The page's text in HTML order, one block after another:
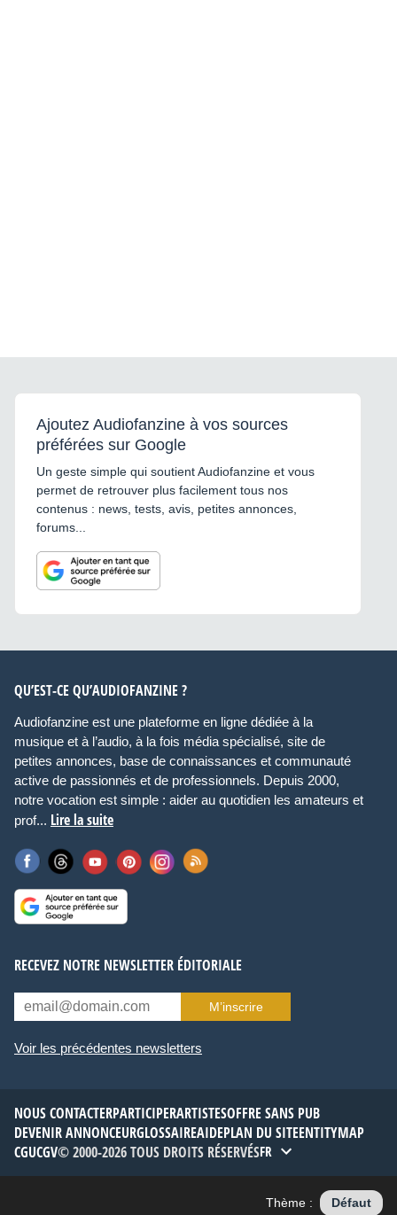
Ajoutez Audiofanzine à vos sources
préférées sur Google
Un geste simple qui soutient Audiofanzine et vous
permet de retrouver plus facilement tous nos
contenus : news, tests, avis, petites annonces,
forums...
QU’EST-CE QU’AUDIOFANZINE ?
Audiofanzine est une plateforme en ligne dédiée à la
musique et à l’audio, à la fois média spécialisé, site de
petites annonces, base de connaissances et communauté
active de passionnés et de professionnels. Depuis 2000,
notre vocation est simple : aider au quotidien les amateurs et
prof... Lire la suite
RECEVEZ NOTRE NEWSLETTER ÉDITORIALE
M’inscrire
Voir les précédentes newsletters
NOUS CONTACTERPARTICIPERARTISTESOFFRE SANS PUB
DEVENIR ANNONCEURGLOSSAIREAIDEPLAN DU SITEENTITYMAP
CGUCGV© 2000-2026 TOUS DROITS RÉSERVÉSFR
Thème : Défaut